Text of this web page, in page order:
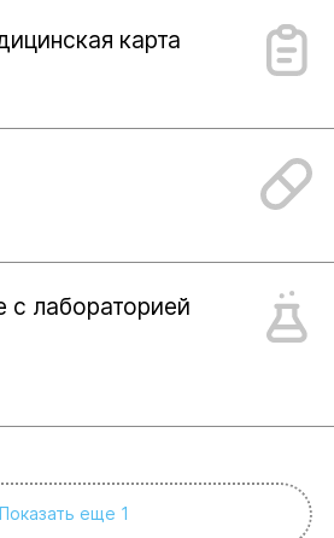
карта
с лабораторией
Показать еще 1